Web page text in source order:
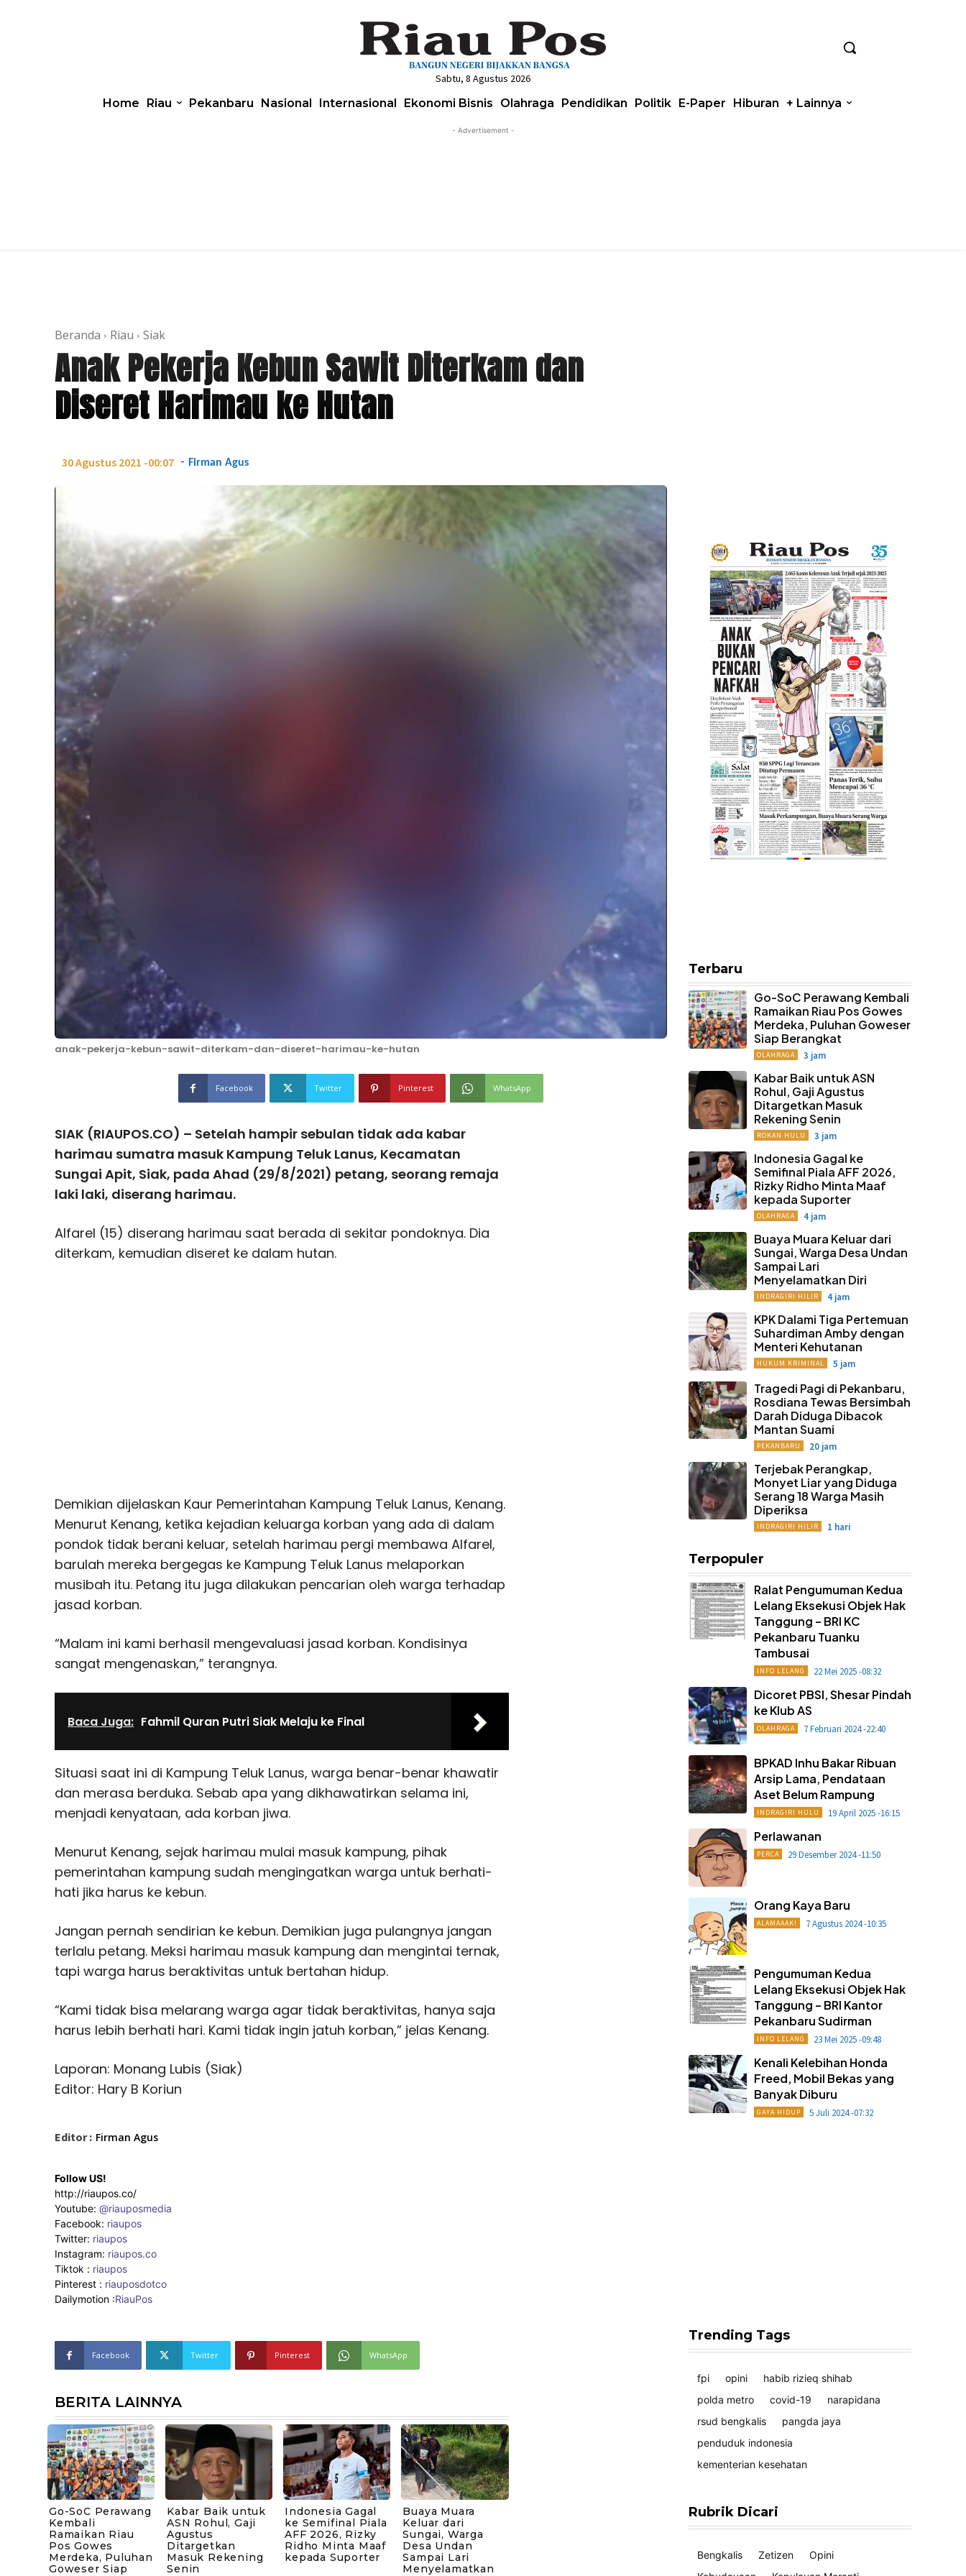
Sabtu, 8 Agustus 2026
Home Riau Pekanbaru Nasional Internasional Ekonomi Bisnis Olahraga Pendidikan Politik E-Paper Hiburan + Lainnya
- Advertisement -
Beranda Riau Siak
Anak Pekerja Kebun Sawit Diterkam dan
Diseret Harimau ke Hutan
30 Agustus 2021 -00:07 - Firman Agus
anak-pekerja-kebun-sawit-diterkam-dan-diseret-harimau-ke-hutan
Facebook Twitter Pinterest WhatsApp
SIAK (RIAUPOS.CO) – Setelah hampir sebulan tidak ada kabar
harimau sumatra masuk Kampung Teluk Lanus, Kecamatan
Sungai Apit, Siak, pada Ahad (29/8/2021) petang, seorang remaja
laki laki, diserang harimau.
Alfarel (15) diserang harimau saat berada di sekitar pondoknya. Dia
diterkam, kemudian diseret ke dalam hutan.
Demikian dijelaskan Kaur Pemerintahan Kampung Teluk Lanus, Kenang.
Menurut Kenang, ketika kejadian keluarga korban yang ada di dalam
pondok tidak berani keluar, setelah harimau pergi membawa Alfarel,
barulah mereka bergegas ke Kampung Teluk Lanus melaporkan
musibah itu. Petang itu juga dilakukan pencarian oleh warga terhadap
jasad korban.
“Malam ini kami berhasil mengevaluasi jasad korban. Kondisinya
sangat mengenaskan,” terangnya.
Baca Juga: Fahmil Quran Putri Siak Melaju ke Final
Situasi saat ini di Kampung Teluk Lanus, warga benar-benar khawatir
dan merasa berduka. Sebab apa yang dikhawatirkan selama ini,
menjadi kenyataan, ada korban jiwa.
Menurut Kenang, sejak harimau mulai masuk kampung, pihak
pemerintahan kampung sudah mengingatkan warga untuk berhati-
hati jika harus ke kebun.
Jangan pernah sendirian ke kebun. Demikian juga pulangnya jangan
terlalu petang. Meksi harimau masuk kampung dan mengintai ternak,
tapi warga harus beraktivitas untuk bertahan hidup.
“Kami tidak bisa melarang warga agar tidak beraktivitas, hanya saja
harus lebih berhati hari. Kami tidak ingin jatuh korban,” jelas Kenang.
Laporan: Monang Lubis (Siak)
Editor: Hary B Koriun
Editor : Firman Agus
Follow US!
http://riaupos.co/
Youtube: @riauposmedia
Facebook: riaupos
Twitter: riaupos
Instagram: riaupos.co
Tiktok : riaupos
Pinterest : riauposdotco
Dailymotion :RiauPos
Facebook Twitter Pinterest WhatsApp
BERITA LAINNYA
Go-SoC Perawang
Kembali
Ramaikan Riau
Pos Gowes
Merdeka, Puluhan
Goweser Siap
Kabar Baik untuk
ASN Rohul, Gaji
Agustus
Ditargetkan
Masuk Rekening
Senin
Indonesia Gagal
ke Semifinal Piala
AFF 2026, Rizky
Ridho Minta Maaf
kepada Suporter
Buaya Muara
Keluar dari
Sungai, Warga
Desa Undan
Sampai Lari
Menyelamatkan
Terbaru
Go-SoC Perawang Kembali
Ramaikan Riau Pos Gowes
Merdeka, Puluhan Goweser
Siap Berangkat
OLAHRAGA 3 jam
Kabar Baik untuk ASN
Rohul, Gaji Agustus
Ditargetkan Masuk
Rekening Senin
ROKAN HULU 3 jam
Indonesia Gagal ke
Semifinal Piala AFF 2026,
Rizky Ridho Minta Maaf
kepada Suporter
OLAHRAGA 4 jam
Buaya Muara Keluar dari
Sungai, Warga Desa Undan
Sampai Lari
Menyelamatkan Diri
INDRAGIRI HILIR 4 jam
KPK Dalami Tiga Pertemuan
Suhardiman Amby dengan
Menteri Kehutanan
HUKUM KRIMINAL 5 jam
Tragedi Pagi di Pekanbaru,
Rosdiana Tewas Bersimbah
Darah Diduga Dibacok
Mantan Suami
PEKANBARU 20 jam
Terjebak Perangkap,
Monyet Liar yang Diduga
Serang 18 Warga Masih
Diperiksa
INDRAGIRI HILIR 1 hari
Terpopuler
Ralat Pengumuman Kedua
Lelang Eksekusi Objek Hak
Tanggung – BRI KC
Pekanbaru Tuanku
Tambusai
INFO LELANG 22 Mei 2025 -08:32
Dicoret PBSI, Shesar Pindah
ke Klub AS
OLAHRAGA 7 Februari 2024 -22:40
BPKAD Inhu Bakar Ribuan
Arsip Lama, Pendataan
Aset Belum Rampung
INDRAGIRI HULU 19 April 2025 -16:15
Perlawanan
PERCA 29 Desember 2024 -11:50
Orang Kaya Baru
ALAMAAAK! 7 Agustus 2024 -10:35
Pengumuman Kedua
Lelang Eksekusi Objek Hak
Tanggung – BRI Kantor
Pekanbaru Sudirman
INFO LELANG 23 Mei 2025 -09:48
Kenali Kelebihan Honda
Freed, Mobil Bekas yang
Banyak Diburu
GAYA HIDUP 5 Juli 2024 -07:32
Trending Tags
fpi opini
habib rizieq shihab
polda metro
covid-19
narapidana
rsud bengkalis
pangda jaya
penduduk indonesia
kementerian kesehatan
Rubrik Dicari
Bengkalis Zetizen
Opini